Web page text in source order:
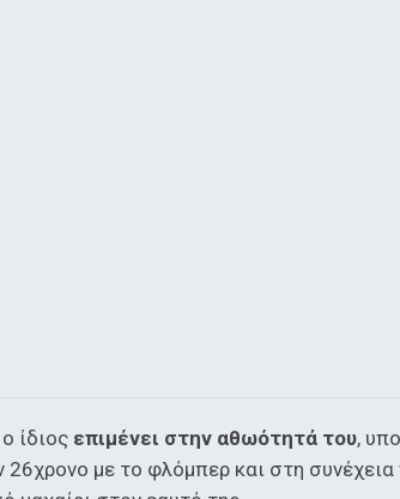
ίδιος επιμένει στην αθωότητά του,
με το φλόμπερ και στη